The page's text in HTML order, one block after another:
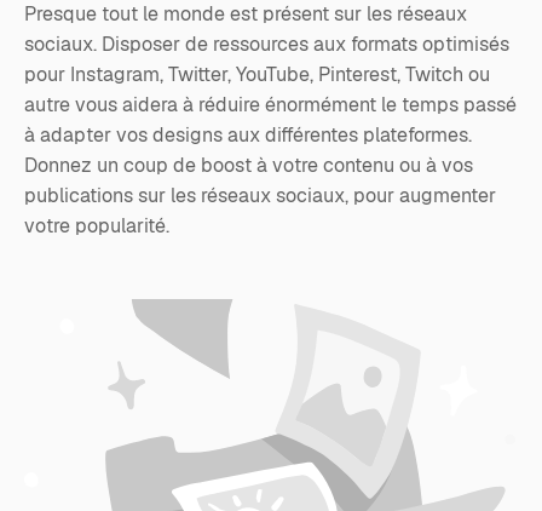
Presque tout le monde est présent sur les réseaux
sociaux. Disposer de ressources aux formats optimisés
pour Instagram, Twitter, YouTube, Pinterest, Twitch ou
autre vous aidera à réduire énormément le temps passé
à adapter vos designs aux différentes plateformes.
Donnez un coup de boost à votre contenu ou à vos
publications sur les réseaux sociaux, pour augmenter
votre popularité.